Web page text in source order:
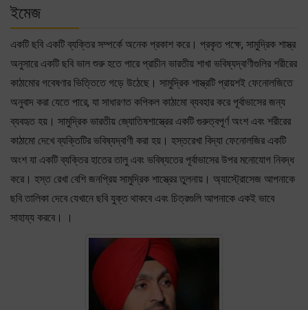
ইমেজ
একটি ছবি একটি ব্যক্তির সম্পর্কে অনেক প্রকাশ করে। প্রকৃত পক্ষে, সামুদ্রিক শাস্ত্র
অনুসারে একটি ছবি ভাল শুরু হতে পারে প্রাচীন ভারতীয় শাখা ভবিষ্যদ্বাণীগুলির শরীরের
কাঠামোর গবেষণার ভিত্তিতে গড়ে উঠেছে। সামুদ্রিক শাস্ত্রটি প্রায়শই ফেনোলজিতে
অনুবাদ করা যেতে পারে, যা সাধারণত কপিকল কাঠামো ব্যবহার করে পূর্বাভাসের জন্য
ব্যবহৃত হয়। সামুদ্রিক ভারতীয় জ্যোতিষশাস্ত্রের একটি গুরুত্বপূর্ণ অংশ এবং শরীরের
কাঠামো দেখে ব্যক্তিটির ভবিষ্যদ্বাণী করা হয়। হস্তরেখা বিদ্যা ফেনোলজির একটি
অংশ যা একটি ব্যক্তির হাতের তালু এবং ভবিষ্যতের পূর্বাভাসের উপর মনোযোগ নিবদ্ধ
করে। হস্ত রেখা বেশি জনপ্রিয় সামুদ্রিক শাস্ত্রের তুলনায়। অ্যাস্ট্রোসেজ আপনাকে
ছবি তালিকা দেবে যেখানে ছবি যুক্ত থাকবে এবং চিত্রগুলি আপনাকে একই ভাবে
সাহায্য করবে। ।